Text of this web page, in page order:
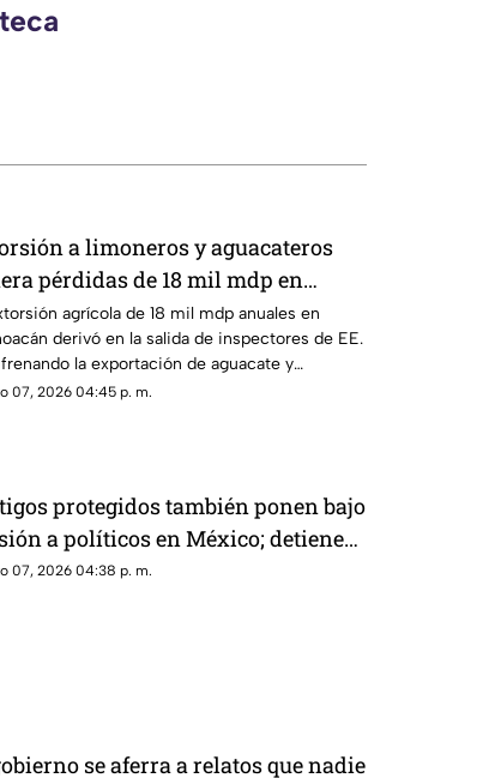
a limoneros y aguacateros
pérdidas de 18 mil mdp en
agrícola de 18 mil mdp anuales en
derivó en la salida de inspectores de EE.
frenando la exportación de aguacate y
severas pérdidas
07, 2026 04:45 p. m.
protegidos también ponen bajo
a políticos en México; detienen
señalado por caso
07, 2026 04:38 p. m.
se aferra a relatos que nadie